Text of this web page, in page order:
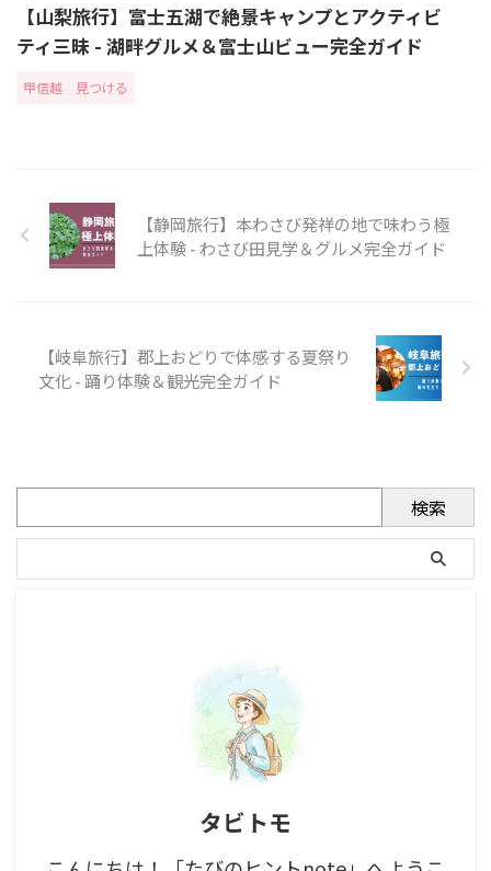
【山梨旅行】富士五湖で絶景キャンプとアクティビ
ティ三昧 - 湖畔グルメ＆富士山ビュー完全ガイド
甲信越 見つける
【静岡旅行】本わさび発祥の地で味わう極
上体験 - わさび田見学＆グルメ完全ガイド
【岐阜旅行】郡上おどりで体感する夏祭り
文化 - 踊り体験＆観光完全ガイド
検索
タビトモ